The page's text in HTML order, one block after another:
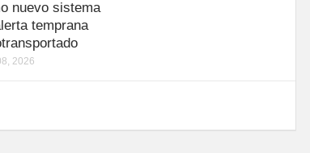
nuevo sistema
temprana
2026